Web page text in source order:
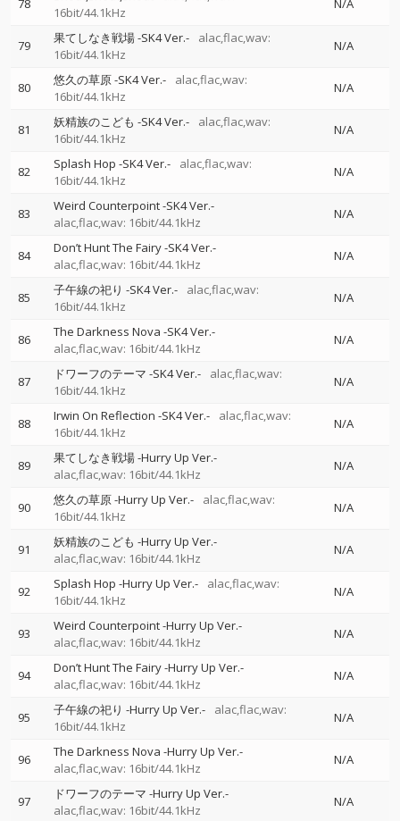
78
16bit/44.1kHz
N/A
79 果てしなき戦場 -SK4 Ver.-
alac,flac,wav:
16bit/44.1kHz
N/A
80 悠久の草原 -SK4 Ver.-
alac,flac,wav:
16bit/44.1kHz
N/A
81 妖精族のこども -SK4 Ver.-
alac,flac,wav:
16bit/44.1kHz
N/A
82 Splash Hop -SK4 Ver.-
alac,flac,wav:
16bit/44.1kHz
N/A
83
Weird Counterpoint -SK4 Ver.-
alac,flac,wav: 16bit/44.1kHz
N/A
84
Don’t Hunt The Fairy -SK4 Ver.-
alac,flac,wav: 16bit/44.1kHz
N/A
85 子午線の祀り -SK4 Ver.-
alac,flac,wav:
16bit/44.1kHz
N/A
86
The Darkness Nova -SK4 Ver.-
alac,flac,wav: 16bit/44.1kHz
N/A
87 ドワーフのテーマ -SK4 Ver.-
alac,flac,wav:
16bit/44.1kHz
N/A
88 Irwin On Reflection -SK4 Ver.-
alac,flac,wav:
16bit/44.1kHz
N/A
89
果てしなき戦場 -Hurry Up Ver.-
alac,flac,wav: 16bit/44.1kHz
N/A
90 悠久の草原 -Hurry Up Ver.-
alac,flac,wav:
16bit/44.1kHz
N/A
91
妖精族のこども -Hurry Up Ver.-
alac,flac,wav: 16bit/44.1kHz
N/A
92 Splash Hop -Hurry Up Ver.-
alac,flac,wav:
16bit/44.1kHz
N/A
93
Weird Counterpoint -Hurry Up Ver.-
alac,flac,wav: 16bit/44.1kHz
N/A
94
Don’t Hunt The Fairy -Hurry Up Ver.-
alac,flac,wav: 16bit/44.1kHz
N/A
95 子午線の祀り -Hurry Up Ver.-
alac,flac,wav:
16bit/44.1kHz
N/A
96
The Darkness Nova -Hurry Up Ver.-
alac,flac,wav: 16bit/44.1kHz
N/A
97
ドワーフのテーマ -Hurry Up Ver.-
alac,flac,wav: 16bit/44.1kHz
N/A